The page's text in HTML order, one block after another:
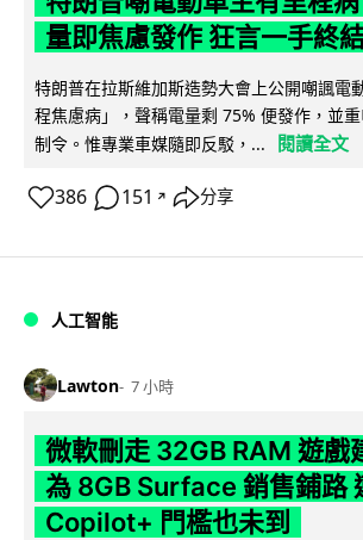
量即焦慮發作 狂言一手終
特朗普在拉斯維加斯造勢大會上公開嘲諷電
程焦慮病」，聲稱電量剩 75% 便發作，並
制令。惟專業車媒隨即反駁，...
閱讀全文
386 151 ↗ 分享
人工智能
Lawton 7 小時
微軟刪走 32GB RAM 遊戲
為 8GB Surface 銷售鋪路
Copilot+ 門檻也未到